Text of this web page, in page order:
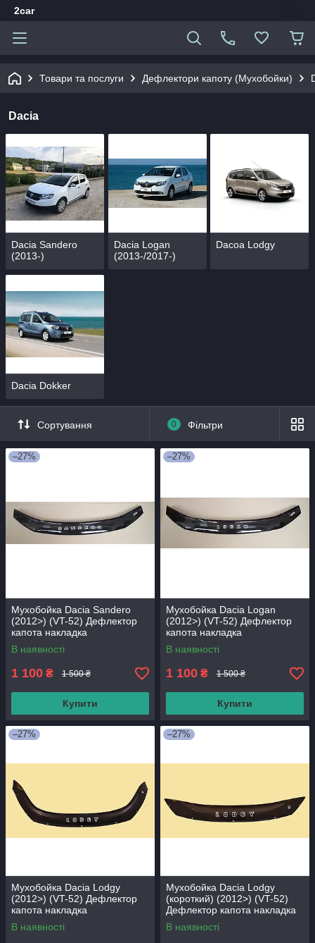
2car
Товари та послуги Дефлектори капоту (Мухобойки)
Dacia
Dacia Sandero
(2013-)
Dacia Logan
(2013-/2017-)
Dacoa Lodgy
Dacia Dokker
Сортування 0 Фільтри
–27%
Мухобойка Dacia Sandero
(2012>) (VT-52) Дефлектор
капота накладка
В наявності
1 100 ₴ 1 500 ₴
Купити
–27%
Мухобойка Dacia Logan
(2012>) (VT-52) Дефлектор
капота накладка
В наявності
1 100 ₴ 1 500 ₴
Купити
–27%
Мухобойка Dacia Lodgy
(2012>) (VT-52) Дефлектор
капота накладка
В наявності
–27%
Мухобойка Dacia Lodgy
(короткий) (2012>) (VT-52)
Дефлектор капота накладка
В наявності